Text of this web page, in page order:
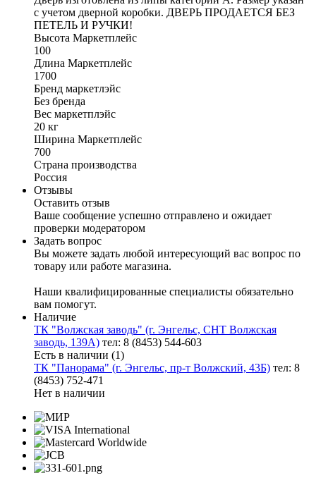
с учетом дверной коробки. ДВЕРЬ ПРОДАЕТСЯ БЕЗ
ПЕТЕЛЬ И РУЧКИ!
Высота Маркетплейс
100
Длина Маркетплейс
1700
Бренд маркетлэйс
Без бренда
Вес маркетплэйс
20 кг
Ширина Маркетплейс
700
Страна производства
Россия
Отзывы
Оставить отзыв
Ваше сообщение успешно отправлено и ожидает
проверки модератором
Задать вопрос
Вы можете задать любой интересующий вас вопрос по
товару или работе магазина.
Наши квалифицированные специалисты обязательно
вам помогут.
Наличие
ТК "Волжская заводь" (г. Энгельс, СНТ Волжская
заводь, 139А) тел: 8 (8453) 544-603
Есть в наличии (1)
ТК "Панорама" (г. Энгельс, пр-т Волжский, 43Б) тел: 8
(8453) 752-471
Нет в наличии